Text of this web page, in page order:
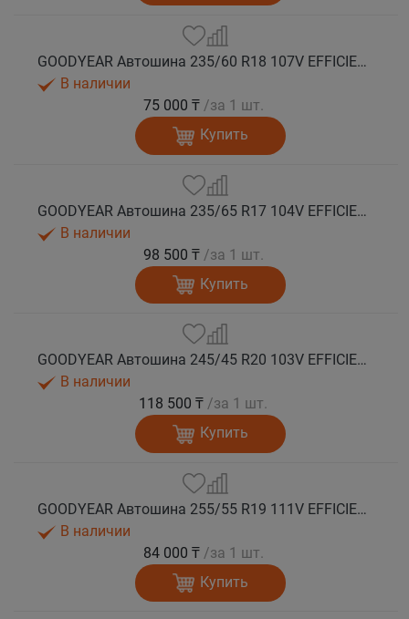
GOODYEAR Автошина 235/60 R18 107V EFFICIENTGRIP 2 SUV XL лето
В наличии
75 000 ₸ /за 1 шт.
Купить
GOODYEAR Автошина 235/65 R17 104V EFFICIENTGRIP 2 SUV XL лето
В наличии
98 500 ₸ /за 1 шт.
Купить
GOODYEAR Автошина 245/45 R20 103V EFFICIENTGRIP 2 SUV XL FP лето
В наличии
118 500 ₸ /за 1 шт.
Купить
GOODYEAR Автошина 255/55 R19 111V EFFICIENTGRIP 2 SUV XL EV-Ready лето
В наличии
84 000 ₸ /за 1 шт.
Купить